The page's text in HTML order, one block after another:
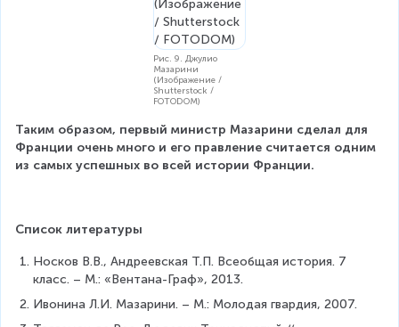
Рис. 9. Джулио
Мазарини
(Изображение /
Shutterstock /
FOTODOM)
Таким образом, первый министр Мазарини сделал для
Франции очень много и его правление считается одним
из самых успешных во всей истории Франции.
Список литературы
Носков В.В., Андреевская Т.П. Всеобщая история. 7
класс. – М.: «Вентана-Граф», 2013.
Ивонина Л.И. Мазарини. – М.: Молодая гвардия, 2007.